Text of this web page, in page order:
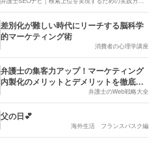
差別化が難しい時代にリーチする脳科学
的マーケティング術
消費者の心理学講座
弁護士の集客力アップ！マーケティング
内製化のメリットとデメリットを徹底解
弁護士のWeb戦略大全
父の日💕
海外生活 フランスバスク編